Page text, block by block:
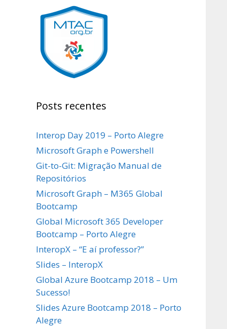
Posts recentes
Interop Day 2019 – Porto Alegre
Microsoft Graph e Powershell
Git-to-Git: Migração Manual de
Repositórios
Microsoft Graph – M365 Global
Bootcamp
Global Microsoft 365 Developer
Bootcamp – Porto Alegre
InteropX – “E aí professor?”
Slides – InteropX
Global Azure Bootcamp 2018 – Um
Sucesso!
Slides Azure Bootcamp 2018 – Porto
Alegre